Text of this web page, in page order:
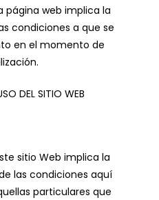
página web implica la
condiciones a que se
en el momento de
DEL SITIO WEB
sitio Web implica la
las condiciones aquí
particulares que